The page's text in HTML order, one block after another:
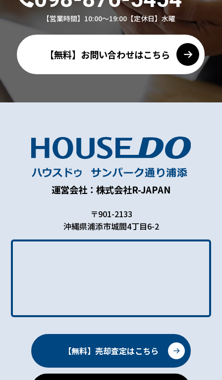
【営業時間】10:00～19:00 【定休日】水曜
【無料】お問い合わせはこちら
運営会社：株式会社R-JAPAN
〒901-2133
沖縄県浦添市城間4丁目6-2
【無料】売却査定はこちら